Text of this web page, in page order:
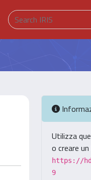
Utilizza
o creare
https://
9